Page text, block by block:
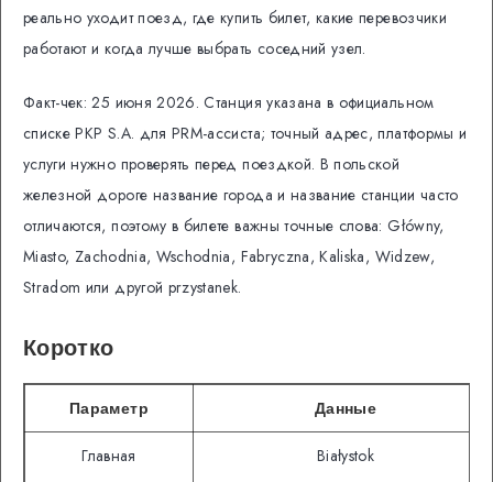
реально уходит поезд, где купить билет, какие перевозчики
работают и когда лучше выбрать соседний узел.
Факт-чек: 25 июня 2026. Станция указана в официальном
списке PKP S.A. для PRM-ассиста; точный адрес, платформы и
услуги нужно проверять перед поездкой. В польской
железной дороге название города и название станции часто
отличаются, поэтому в билете важны точные слова: Główny,
Miasto, Zachodnia, Wschodnia, Fabryczna, Kaliska, Widzew,
Stradom или другой przystanek.
Коротко
Параметр Данные
Главная
Białystok